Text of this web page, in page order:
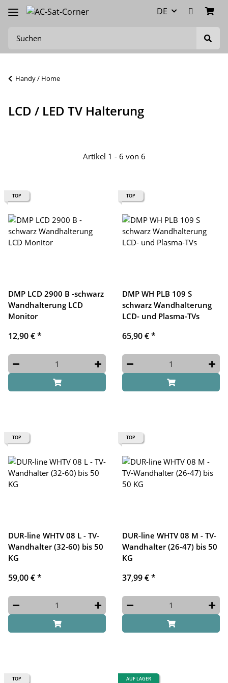
DE
Handy / Home
LCD / LED TV Halterung
Artikel 1 - 6 von 6
TOP
DMP LCD 2900 B -schwarz
Wandhalterung LCD
Monitor
12,90 €*
TOP
DMP WH PLB 109 S
schwarz Wandhalterung
LCD- und Plasma-TVs
65,90 €*
TOP
DUR-line WHTV 08 L - TV-
Wandhalter (32-60) bis 50
KG
59,00 €*
TOP
DUR-line WHTV 08 M - TV-
Wandhalter (26-47) bis 50
KG
37,99 €*
TOP AUF LAGER